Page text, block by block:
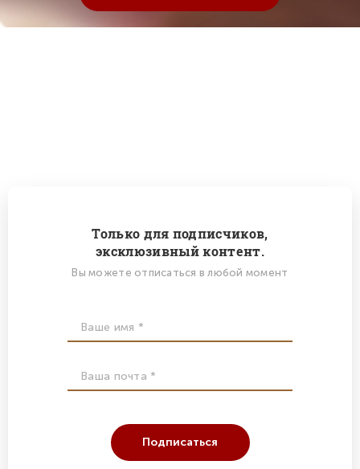
Только для подписчиков,
эксклюзивный контент.
Вы можете отписаться в любой момент
Подписаться